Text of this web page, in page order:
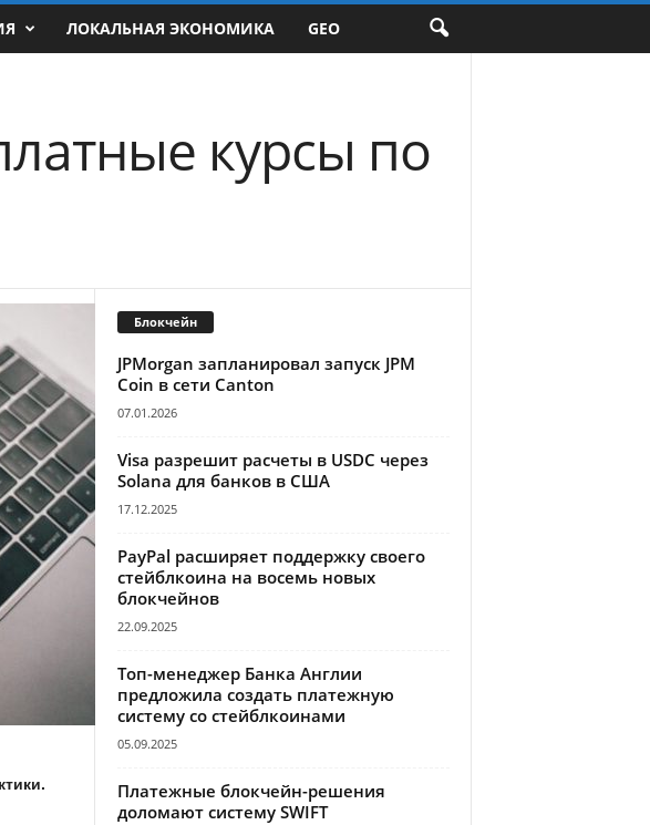
ЛОКАЛЬНАЯ ЭКОНОМИКА GEO
курсы по
Блокчейн
JPMorgan запланировал запуск JPM
Coin в сети Canton
07.01.2026
Visa разрешит расчеты в USDC через
Solana для банков в США
17.12.2025
PayPal расширяет поддержку своего
стейблкоина на восемь новых
блокчейнов
22.09.2025
Топ-менеджер Банка Англии
предложила создать платежную
систему со стейблкоинами
05.09.2025
Платежные блокчейн-решения
доломают систему SWIFT